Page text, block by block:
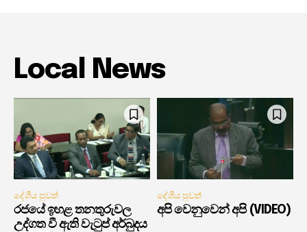
Local News
දේශීය පුවත්
රජයේ ඉහළ තනතුරුවල
උද්ගත වී ඇති වැටුප් අර්බුදය
දේශීය පුවත්
අපි වෙනුවෙන් අපි (VIDEO)